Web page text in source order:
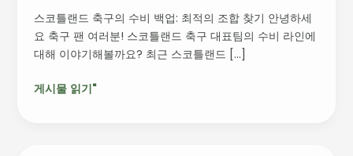
스코틀랜드 축구의 수비 백업: 최적의 조합 찾기 안녕하세
요 축구 팬 여러분! 스코틀랜드 축구 대표팀의 수비 라인에
대해 이야기해볼까요? 최근 스코틀랜드 […]
드
축
구
비
게시물 읽기"